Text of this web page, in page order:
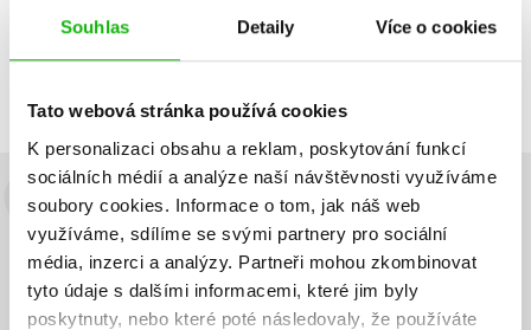
Souhlas Detaily Více o cookies
Tato webová stránka používá cookies
K personalizaci obsahu a reklam, poskytování funkcí
sociálních médií a analýze naší návštěvnosti využíváme
soubory cookies. Informace o tom, jak náš web
využíváme, sdílíme se svými partnery pro sociální
média, inzerci a analýzy. Partneři mohou zkombinovat
tyto údaje s dalšími informacemi, které jim byly
poskytnuty, nebo které poté následovaly, že používáte
Budete to vědět jako první!
Zajímá Vás, jaký knižní hit právě vychází, na jaké zboží je výhodná
sleva, jaká běží soutěž o ceny? Přihlášením k odběru našich e-
mailových novinek
souhlasíte se zpracováním osobních údajů